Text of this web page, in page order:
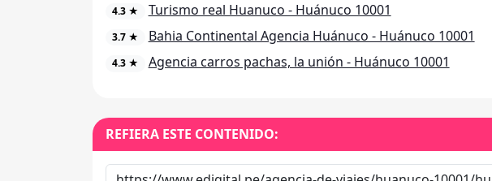
4.3 ★ Turismo real Huanuco - Huánuco 10001
3.7 ★ Bahia Continental Agencia Huánuco - Huánuco 10001
4.3 ★ Agencia carros pachas, la unión - Huánuco 10001
REFIERA ESTE CONTENIDO: